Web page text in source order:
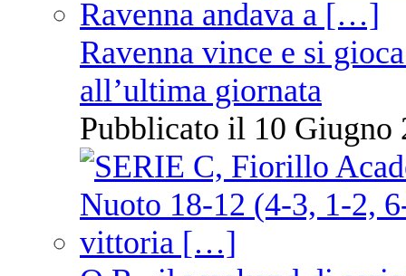
Ravenna vince e si
all’ultima giornata
Pubblicato il 10 Giugno